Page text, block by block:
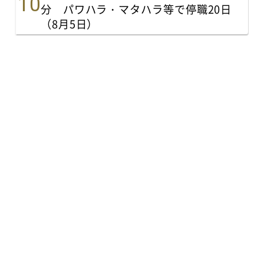
分 パワハラ・マタハラ等で停職20日
（8月5日）